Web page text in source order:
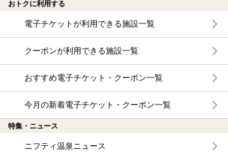
おトクに利用する
電子チケットが利用できる施設一覧
クーポンが利用できる施設一覧
おすすめ電子チケット・クーポン一覧
今月の新着電子チケット・クーポン一覧
特集・ニュース
ニフティ温泉ニュース